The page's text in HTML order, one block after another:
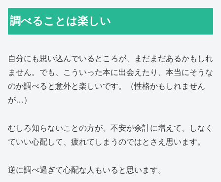
調べることは楽しい
自分にも思い込んでいるところが、まだまだあるかもしれ
ません。でも、こういった本に出会えたり、本当にそうな
のか調べると意外と楽しいです。（性格かもしれません
が…）
むしろ知らないことの方が、不安が余計に増えて、しなく
ていい心配して、疲れてしまうのではとさえ思います。
逆に調べ過ぎて心配な人もいると思います。